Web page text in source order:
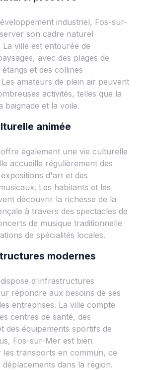
industriel, Fos-sur-
son cadre naturel
ville est entourée de
avec des plages de
et des collines
amateurs de plein air peuvent
activités, telles que la
baignade et la voile.
animée
également une vie culturelle
accueille régulièrement des
d'art et des
Les habitants et les
découvrir la richesse de la
à travers des spectacles de
de musique traditionnelle
de spécialités locales.
modernes
d'infrastructures
répondre aux besoins de ses
entreprises. La ville compte
centres de santé, des
des équipements sportifs de
Fos-sur-Mer est bien
les transports en commun, ce
déplacements dans la région.